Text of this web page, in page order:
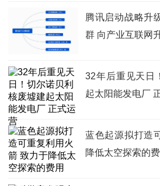
腾讯启动战略升
群 向产业互联网
32年后重见天日
起太阳能发电厂
蓝色起源拟打造
降低太空探索的